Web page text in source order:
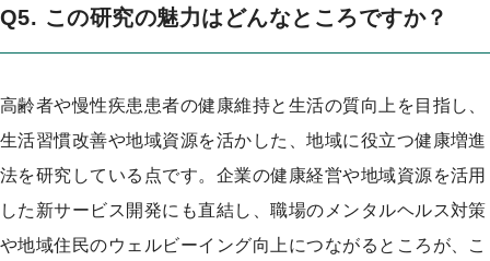
Q5. この研究の魅力はどんなところですか？
高齢者や慢性疾患患者の健康維持と生活の質向上を目指し、
生活習慣改善や地域資源を活かした、地域に役立つ健康増進
法を研究している点です。企業の健康経営や地域資源を活用
した新サービス開発にも直結し、職場のメンタルヘルス対策
や地域住民のウェルビーイング向上につながるところが、こ